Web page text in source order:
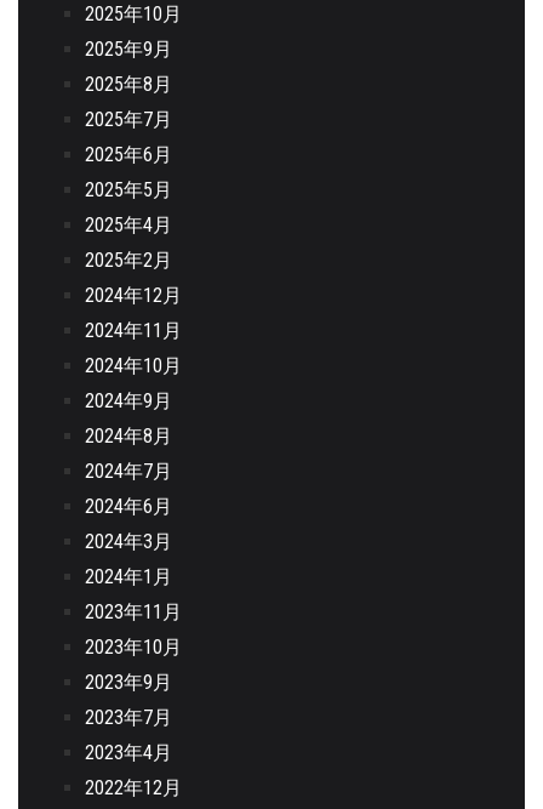
2025年10月
2025年9月
2025年8月
2025年7月
2025年6月
2025年5月
2025年4月
2025年2月
2024年12月
2024年11月
2024年10月
2024年9月
2024年8月
2024年7月
2024年6月
2024年3月
2024年1月
2023年11月
2023年10月
2023年9月
2023年7月
2023年4月
2022年12月